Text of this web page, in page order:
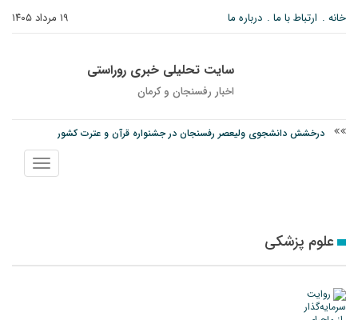
۱۹ مرداد ۱۴۰۵ خانه ارتباط با ما درباره ما
سایت تحلیلی خبری روراستی
اخبار رفسنجان و كرمان
درخشش دانشجوی ولیعصر رفسنجان در جشنواره قرآن و عترت کشور
نمایش
منو
علوم پزشکی